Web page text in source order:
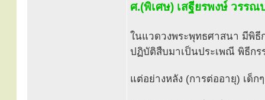
ศ.(พิเศษ) เสฐียรพงษ์ วรร
ในแวดวงพระพุทธศาสนา มีพิธี
ปฏิบัติสืบมาเป็นประเพณี พิธีกร
แต่อย่างหลัง (การต่ออายุ) เด็